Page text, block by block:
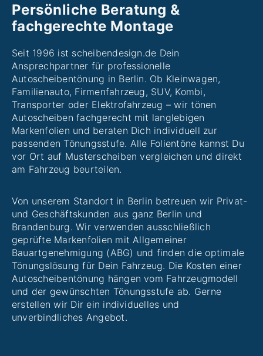
Persönliche Beratung &
fachgerechte Montage
Seit 1996 ist scheibendesign.de Dein
Ansprechpartner für professionelle
Autoscheibentönung in Berlin. Ob Kleinwagen,
Familienauto, Firmenfahrzeug, SUV, Kombi,
Transporter oder Elektrofahrzeug – wir tönen
Autoscheiben fachgerecht mit langlebigen
Markenfolien und beraten Dich individuell zur
passenden Tönungsstufe. Alle Folientöne kannst Du
vor Ort auf Musterscheiben vergleichen und direkt
am Fahrzeug beurteilen.
Von unserem Standort in Berlin betreuen wir Privat-
und Geschäftskunden aus ganz Berlin und
Brandenburg. Wir verwenden ausschließlich
geprüfte Markenfolien mit Allgemeiner
Bauartgenehmigung (ABG) und finden die optimale
Tönungslösung für Dein Fahrzeug. Die Kosten einer
Autoscheibentönung hängen vom Fahrzeugmodell
und der gewünschten Tönungsstufe ab. Gerne
erstellen wir Dir ein individuelles und
unverbindliches Angebot.